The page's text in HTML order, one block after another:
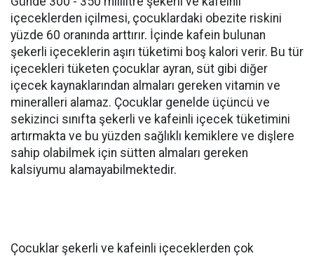
içeceklerden içilmesi, çocuklardaki obezite riskini
yüzde 60 oranında arttırır. İçinde kafein bulunan
şekerli içeceklerin aşırı tüketimi boş kalori verir. Bu tür
içecekleri tüketen çocuklar ayran, süt gibi diğer
içecek kaynaklarından almaları gereken vitamin ve
mineralleri alamaz. Çocuklar genelde üçüncü ve
sekizinci sınıfta şekerli ve kafeinli içecek tüketimini
artırmakta ve bu yüzden sağlıklı kemiklere ve dişlere
sahip olabilmek için sütten almaları gereken
kalsiyumu alamayabilmektedir.
Çocuklar şekerli ve kafeinli içeceklerden çok